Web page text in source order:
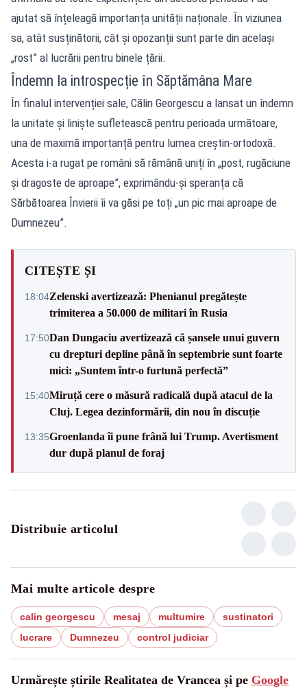
ajutat să înțeleagă importanța unității naționale. În viziunea
sa, atât susținătorii, cât și opozanții sunt parte din același
„rost” al lucrării pentru binele țării.
Îndemn la introspecție în Săptămâna Mare
În finalul intervenției sale, Călin Georgescu a lansat un îndemn
la unitate și liniște sufletească pentru perioada următoare,
una de maximă importanță pentru lumea creștin-ortodoxă.
Acesta i-a rugat pe români să rămână uniți în „post, rugăciune
și dragoste de aproape”, exprimându-și speranța că
Sărbătoarea Învierii îi va găsi pe toți „un pic mai aproape de
Dumnezeu”.
CITEȘTE ȘI
18:04Zelenski avertizează: Phenianul pregătește
trimiterea a 50.000 de militari în Rusia
17:50Dan Dungaciu avertizează că șansele unui guvern
cu drepturi depline până în septembrie sunt foarte
mici: „Suntem într-o furtună perfectă”
15:40Miruță cere o măsură radicală după atacul de la
Cluj. Legea dezinformării, din nou în discuție
13:35Groenlanda îi pune frână lui Trump. Avertisment
dur după planul de foraj
Distribuie articolul
Mai multe articole despre
calin georgescu mesaj multumire
sustinatori
lucrare
Dumnezeu control judiciar
Urmărește știrile Realitatea de Vrancea și pe Google